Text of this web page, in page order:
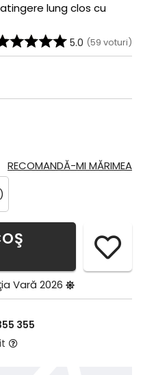
lung clos cu
5.0 (59 voturi)
RECOMANDĂ-MI MĂRIMEA
Vară 2026
355